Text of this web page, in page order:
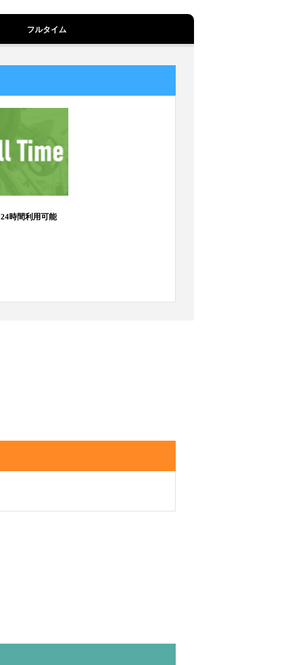
フルタイム
24時間利用可能